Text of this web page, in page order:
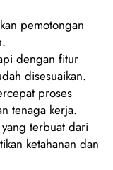
pemotongan
dengan fitur
disesuaikan.
proses
tenaga kerja.
terbuat dari
ketahanan dan